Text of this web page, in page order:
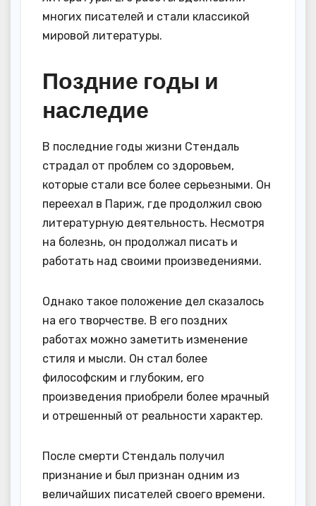
многих писателей и стали классикой
мировой литературы.
Поздние годы и
наследие
В последние годы жизни Стендаль
страдал от проблем со здоровьем,
которые стали все более серьезными. Он
переехал в Париж, где продолжил свою
литературную деятельность. Несмотря
на болезнь, он продолжал писать и
работать над своими произведениями.
Однако такое положение дел сказалось
на его творчестве. В его поздних
работах можно заметить изменение
стиля и мысли. Он стал более
философским и глубоким, его
произведения приобрели более мрачный
и отрешенный от реальности характер.
После смерти Стендаль получил
признание и был признан одним из
величайших писателей своего времени.